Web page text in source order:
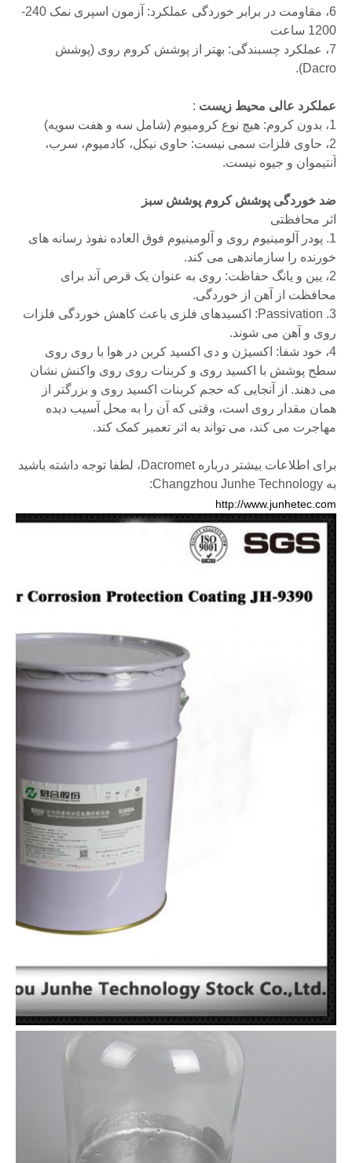
6، مقاومت در برابر خوردگی عملکرد: آزمون اسپری نمک 240-
1200 ساعت
7، عملکرد چسبندگی: بهتر از پوشش کروم روی (پوشش
Dacro).
عملکرد عالی محیط زیست :
1، بدون کروم: هیچ نوع کرومیوم (شامل سه و هفت سویه)
2، حاوی فلزات سمی نیست: حاوی نیکل، کادمیوم، سرب،
آنتیموان و جیوه نیست.
ضد خوردگی پوشش کروم پوشش سبز
اثر محافظتی
1. پودر آلومینیوم روی و آلومینیوم فوق العاده نفوذ رسانه های
خورنده را سازماندهی می کند.
2، یین و یانگ حفاظت: روی به عنوان یک قرص آند برای
محافظت از آهن از خوردگی.
3. Passivation: اکسیدهای فلزی باعث کاهش خوردگی فلزات
روی و آهن می شوند.
4، خود شفا: اکسیژن و دی اکسید کربن در هوا با روی روی
سطح پوشش با اکسید روی و کربنات روی روی واکنش نشان
می دهند. از آنجایی که حجم کربنات اکسید روی و بزرگتر از
همان مقدار روی است، وقتی که آن را به محل آسیب دیده
مهاجرت می کند، می تواند به اثر تعمیر کمک کند.
برای اطلاعات بیشتر درباره Dacromet، لطفا توجه داشته باشید
به Changzhou Junhe Technology:
http://www.junhetec.com